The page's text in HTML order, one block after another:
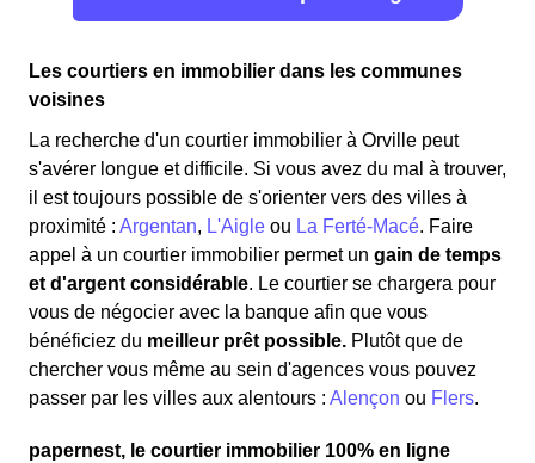
Les courtiers en immobilier dans les communes
voisines
La recherche d'un courtier immobilier à Orville peut
s'avérer longue et difficile. Si vous avez du mal à trouver,
il est toujours possible de s'orienter vers des villes à
proximité : Argentan, L'Aigle ou La Ferté-Macé. Faire
appel à un courtier immobilier permet un gain de temps
et d'argent considérable. Le courtier se chargera pour
vous de négocier avec la banque afin que vous
bénéficiez du meilleur prêt possible. Plutôt que de
chercher vous même au sein d'agences vous pouvez
passer par les villes aux alentours : Alençon ou Flers.
papernest, le courtier immobilier 100% en ligne